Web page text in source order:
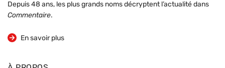
Depuis 48 ans, les plus grands noms décryptent l’actualité dans
Commentaire.
En savoir plus
sur la revue